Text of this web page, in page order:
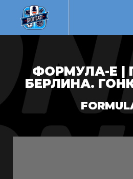
ФОРМУЛА-Е |
БЕРЛИНА.